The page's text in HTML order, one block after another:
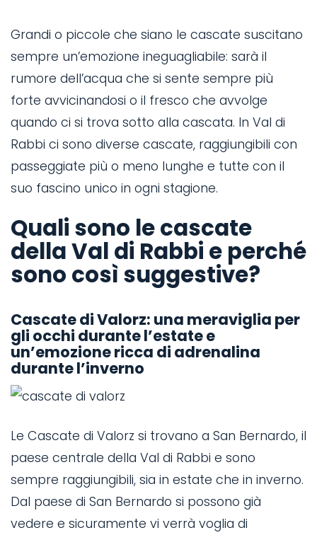
Grandi o piccole che siano le cascate suscitano
sempre un’emozione ineguagliabile: sarà il
rumore dell’acqua che si sente sempre più
forte avvicinandosi o il fresco che avvolge
quando ci si trova sotto alla cascata. In Val di
Rabbi ci sono diverse cascate, raggiungibili con
passeggiate più o meno lunghe e tutte con il
suo fascino unico in ogni stagione.
Quali sono le cascate
della Val di Rabbi e perché
sono così suggestive?
Cascate di Valorz: una meraviglia per
gli occhi durante l’estate e
un’emozione ricca di adrenalina
durante l’inverno
Le Cascate di Valorz si trovano a San Bernardo, il
paese centrale della Val di Rabbi e sono
sempre raggiungibili, sia in estate che in inverno.
Dal paese di San Bernardo si possono già
vedere e sicuramente vi verrà voglia di